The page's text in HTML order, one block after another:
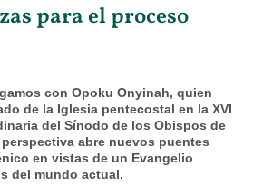
para el proceso
con Opoku Onyinah, quien
de la Iglesia pentecostal en la XVI
del Sínodo de los Obispos de
abre nuevos puentes
en vistas de un Evangelio
del mundo actual.